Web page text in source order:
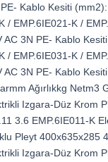
Kablo Kesiti (mm2):
/ EMP.6IE021-K /
AC 3N PE- Kablo
/ EMP.6IE031-K /
AC 3N PE- Kablo
Ağırlıkkg Netm3
Izgara-Düz Krom
3.6 EMP.6IE011-K
Pleyt 400x635x285
Izgara-Düz Krom